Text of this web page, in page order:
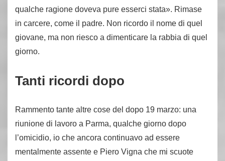
qualche ragione doveva pure esserci stata». Rimase
in carcere, come il padre. Non ricordo il nome di quel
giovane, ma non riesco a dimenticare la rabbia di quel
giorno.
Tanti ricordi dopo
Rammento tante altre cose del dopo 19 marzo: una
riunione di lavoro a Parma, qualche giorno dopo
l’omicidio, io che ancora continuavo ad essere
mentalmente assente e Piero Vigna che mi scuote